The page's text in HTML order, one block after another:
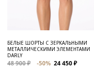
БЕЛЫЕ ШОРТЫ С ЗЕРКАЛЬНЫМИ
МЕТАЛЛИЧЕСКИМИ ЭЛЕМЕНТАМИ
DARLY
48 900 ₽ -50% 24 450 ₽